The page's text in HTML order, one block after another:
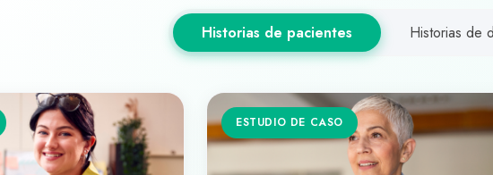
Historias de pacientes Historias de
ESTUDIO DE CASO